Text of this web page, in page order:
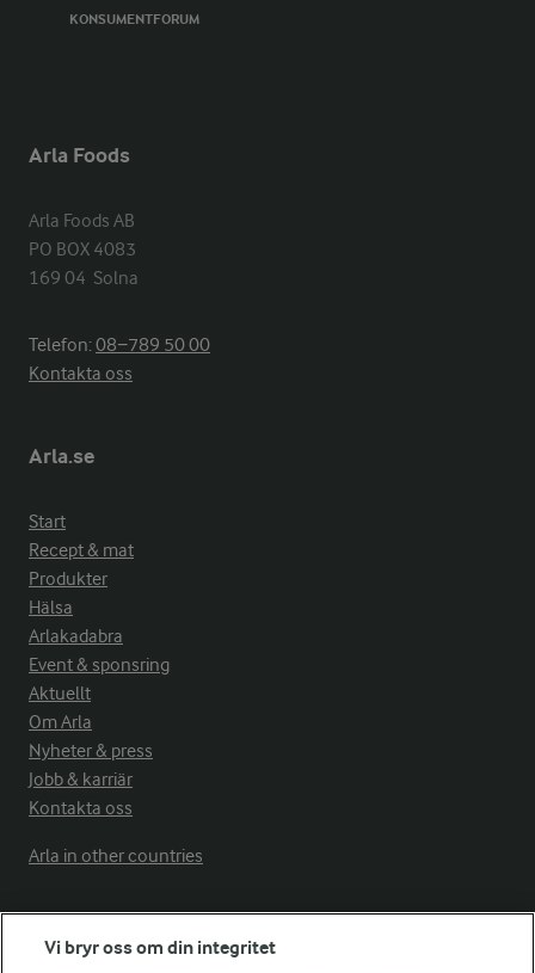
KONSUMENTFORUM
Arla Foods
Arla Foods AB
PO BOX 4083
169 04  Solna
Telefon:08−789 50 00
Kontakta oss
Arla.se
Start
Recept & mat
Produkter
Hälsa
Arlakadabra
Event & sponsring
Aktuellt
Om Arla
Nyheter & press
Jobb & karriär
Kontakta oss
Arla in other countries
Fler Arlasajter
Vi bryr oss om din integritet